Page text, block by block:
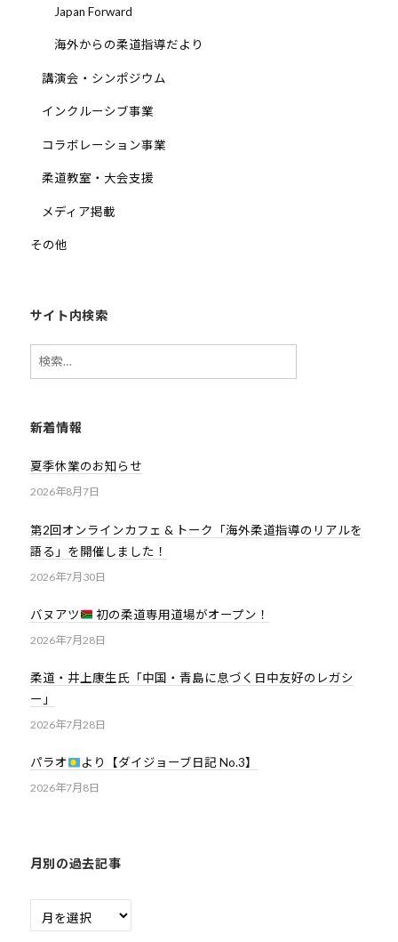
Japan Forward
海外からの柔道指導だより
講演会・シンポジウム
インクルーシブ事業
コラボレーション事業
柔道教室・大会支援
メディア掲載
その他
サイト内検索
検
索:
新着情報
夏季休業のお知らせ
2026年8月7日
第2回オンラインカフェ & トーク「海外柔道指導のリアルを
語る」を開催しました！
2026年7月30日
バヌアツ 初の柔道専用道場がオープン！
2026年7月28日
柔道・井上康生氏「中国・青島に息づく日中友好のレガシ
ー」
2026年7月28日
パラオ より【ダイジョーブ日記 No.3】
2026年7月8日
月別の過去記事
月